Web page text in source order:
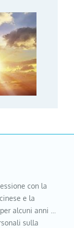
con la
e la
alcuni anni …
sulla